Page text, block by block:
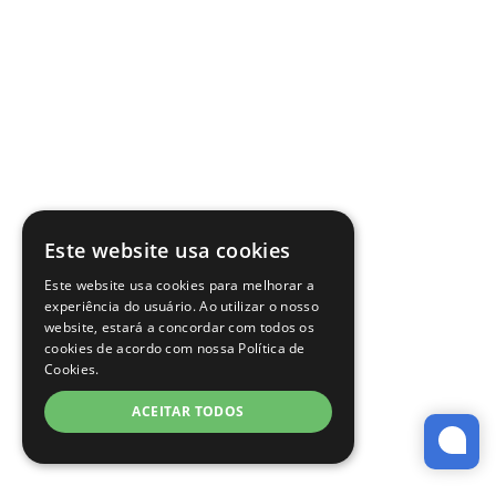
Este website usa cookies
Este website usa cookies para melhorar a
experiência do usuário. Ao utilizar o nosso
website, estará a concordar com todos os
cookies de acordo com nossa Política de
Cookies.
ACEITAR TODOS